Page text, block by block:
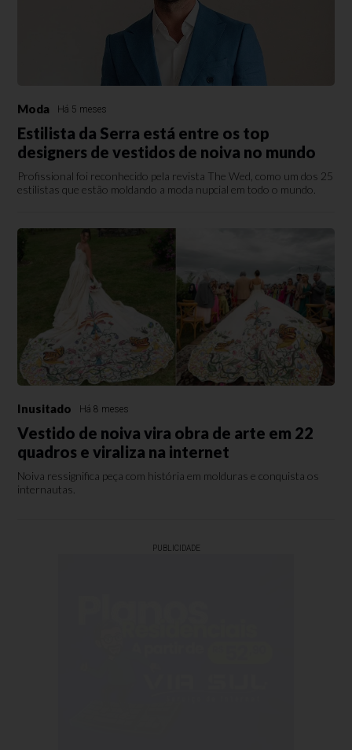
Moda Há 5 meses
Estilista da Serra está entre os top
designers de vestidos de noiva no mundo
Profissional foi reconhecido pela revista The Wed, como um dos 25
estilistas que estão moldando a moda nupcial em todo o mundo.
Inusitado Há 8 meses
Vestido de noiva vira obra de arte em 22
quadros e viraliza na internet
Noiva ressignifica peça com história em molduras e conquista os
internautas.
PUBLICIDADE